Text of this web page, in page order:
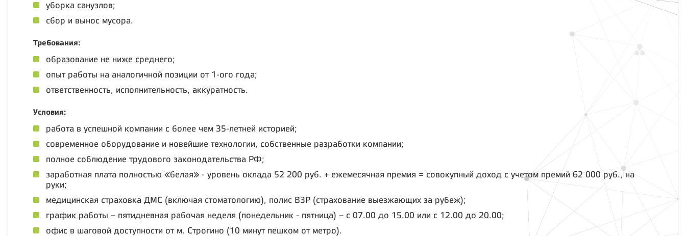
уборка санузлов;
сбор и вынос мусора.
Требования:
образование не ниже среднего;
опыт работы на аналогичной позиции от 1-ого года;
ответственность, исполнительность, аккуратность.
Условия:
работа в успешной компании с более чем 35-летней историей;
современное оборудование и новейшие технологии, собственные разработки компании;
полное соблюдение трудового законодательства РФ;
заработная плата полностью «белая» - уровень оклада 52 200 руб. + ежемесячная премия = совокупный доход с учетом премий 62 000 руб., на
руки;
медицинская страховка ДМС (включая стоматологию), полис ВЗР (страхование выезжающих за рубеж);
график работы – пятидневная рабочая неделя (понедельник - пятница) – с 07.00 до 15.00 или с 12.00 до 20.00;
офис в шаговой доступности от м. Строгино (10 минут пешком от метро).